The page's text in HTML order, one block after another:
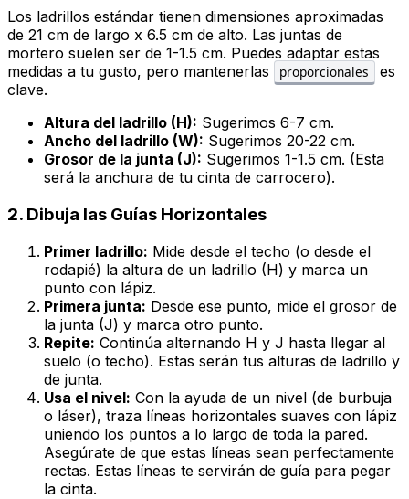
Los ladrillos estándar tienen dimensiones aproximadas
de 21 cm de largo x 6.5 cm de alto. Las juntas de
mortero suelen ser de 1-1.5 cm. Puedes adaptar estas
medidas a tu gusto, pero mantenerlas
proporcionales
es
clave.
Altura del ladrillo (H): Sugerimos 6-7 cm.
Ancho del ladrillo (W): Sugerimos 20-22 cm.
Grosor de la junta (J): Sugerimos 1-1.5 cm. (Esta
será la anchura de tu cinta de carrocero).
2. Dibuja las Guías Horizontales
Primer ladrillo: Mide desde el techo (o desde el
rodapié) la altura de un ladrillo (H) y marca un
punto con lápiz.
Primera junta: Desde ese punto, mide el grosor de
la junta (J) y marca otro punto.
Repite: Continúa alternando H y J hasta llegar al
suelo (o techo). Estas serán tus alturas de ladrillo y
de junta.
Usa el nivel: Con la ayuda de un nivel (de burbuja
o láser), traza líneas horizontales suaves con lápiz
uniendo los puntos a lo largo de toda la pared.
Asegúrate de que estas líneas sean perfectamente
rectas. Estas líneas te servirán de guía para pegar
la cinta.